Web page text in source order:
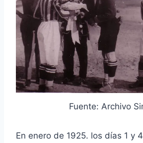
Fuente: Archivo
En enero de 1925. los días 1 y